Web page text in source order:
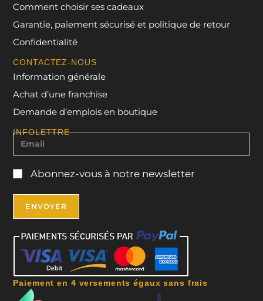
Comment choisir ses cadeaux
Garantie, paiement sécurisé et politique de retour
Confidentialité
CONTACTEZ-NOUS
Information générale
Achat d’une franchise
Demande d’emplois en boutique
INFOLETTRE
Abonnez-vous à notre newsletter
Paiement en 4 versements égaux sans frais